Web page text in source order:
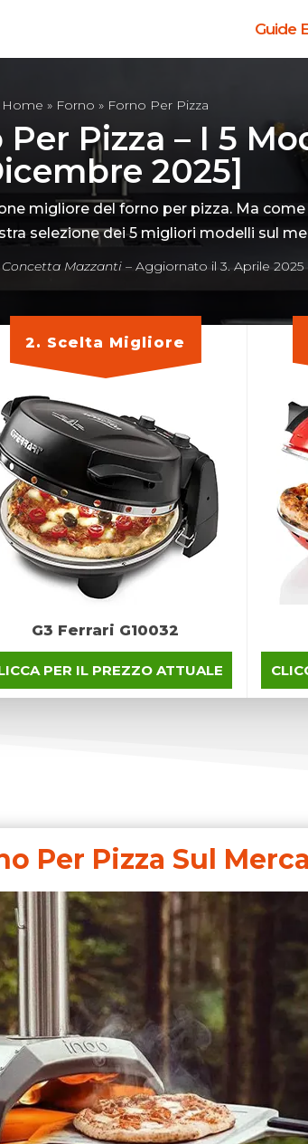
Guide
Home » Forno » Forno Per Pizza
Pizza – I 5
2025]
migliore del forno per pizza. Ma
selezione dei 5 migliori modelli sul
Concetta Mazzanti – Aggiornato il 3. Aprile 2025
2. Scelta Migliore
G3 Ferrari G10032
PER IL PREZZO ATTUALE
Per Pizza Sul